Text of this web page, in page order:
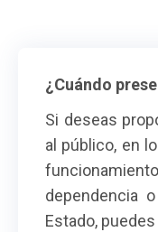
¿Cuándo
Si deseas
al público, en
dependencia
Estado,